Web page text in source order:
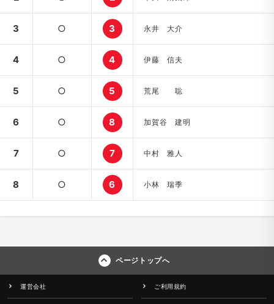
3 ○ 3 永井 大介
4 ○ 4 伊藤 信夫
5 ○ 5 荒尾 聡
6 ○ 8 加賀谷 建明
7 ○ 7 中村 雅人
8 ○ 6 小林 瑞季
ページトップへ
運営会社 ご利用規約